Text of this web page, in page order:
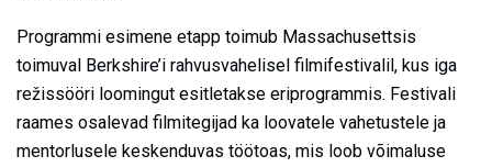
Programmi esimene etapp toimub Massachusettsis
toimuval Berkshire’i rahvusvahelisel filmifestivalil, kus iga
režissööri loomingut esitletakse eriprogrammis. Festivali
raames osalevad filmitegijad ka loovatele vahetustele ja
mentorlusele keskenduvas töötoas, mis loob võimaluse